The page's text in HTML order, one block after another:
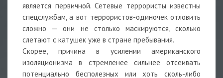
является первичной. Сетевые террористы известны
спецслужбам, а вот террористов-одиночек отловить
сложно — они не столько маскируются, сколько
слетают с катушек уже в стране пребывания.
Скорее, причина в усилении американского
изоляционизма в стремленее сильнее отсеивать
потенциально бесполезных или хоть сколь-либо